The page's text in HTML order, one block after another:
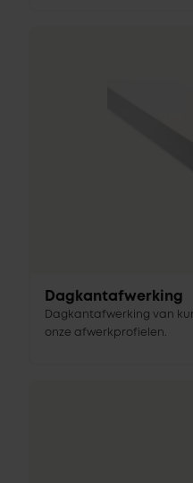
Dagkantafwerking
Dagkantafwerking van
onze afwerkprofielen.